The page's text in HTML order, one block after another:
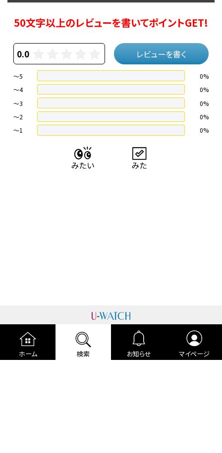
ホーム 検索 お知らせ マイページ
50文字以上のレビューを書いてポイントGET!
0.0 レビューを書く
～5
0%
～4
0%
〜3
0%
〜2
0%
〜1
0%
運営者情報 プライバシーポリシー
cookieポリシー
利用規約
ご利用ガイド 編集部より
広告掲載について